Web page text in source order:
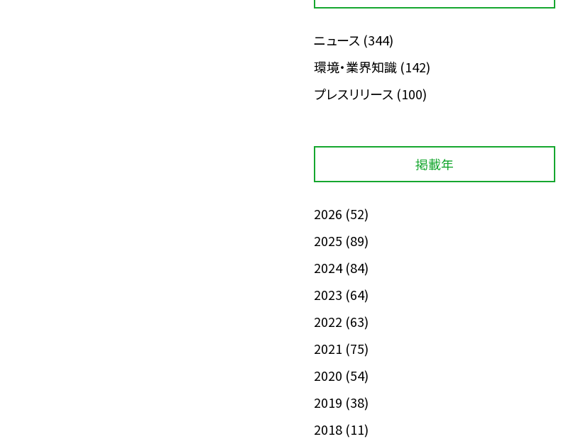
ニュース (344)
環境・業界知識 (142)
プレスリリース (100)
掲載年
2026 (52)
2025 (89)
2024(84)
2023 (64)
2022 (63)
2021 (75)
2020 (54)
2019 (38)
2018 (11)